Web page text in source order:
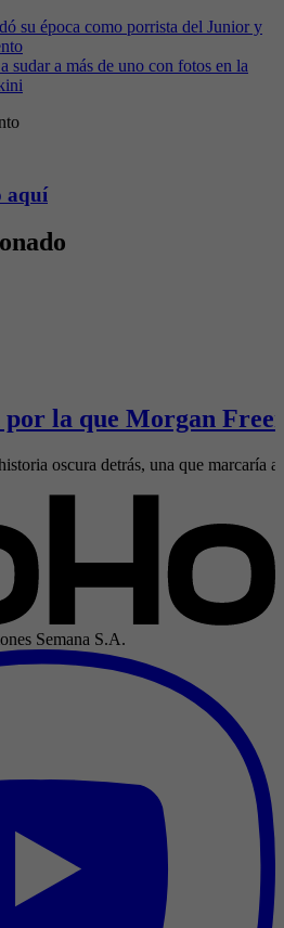
su época como porrista del Junior y
sudar a más de uno con fotos en la
aquí
la que Morgan
oscura detrás, una que marcaría
Semana S.A.